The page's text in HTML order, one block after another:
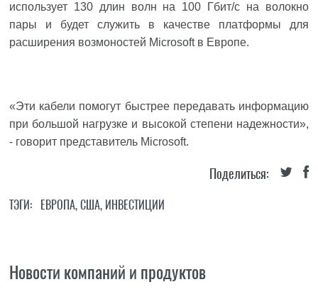
использует 130 длин волн на 100 Гбит/с на волокно
пары и будет служить в качестве платформы для
расширения возмоностей Microsoft в Европе.
«Эти кабели помогут быстрее передавать информацию
при большой нагрузке и высокой степени надежности»,
- говорит представитель Microsoft.
Поделиться:
ТЭГИ: ЕВРОПА,США, ИНВЕСТИЦИИ
Новости компаний и продуктов